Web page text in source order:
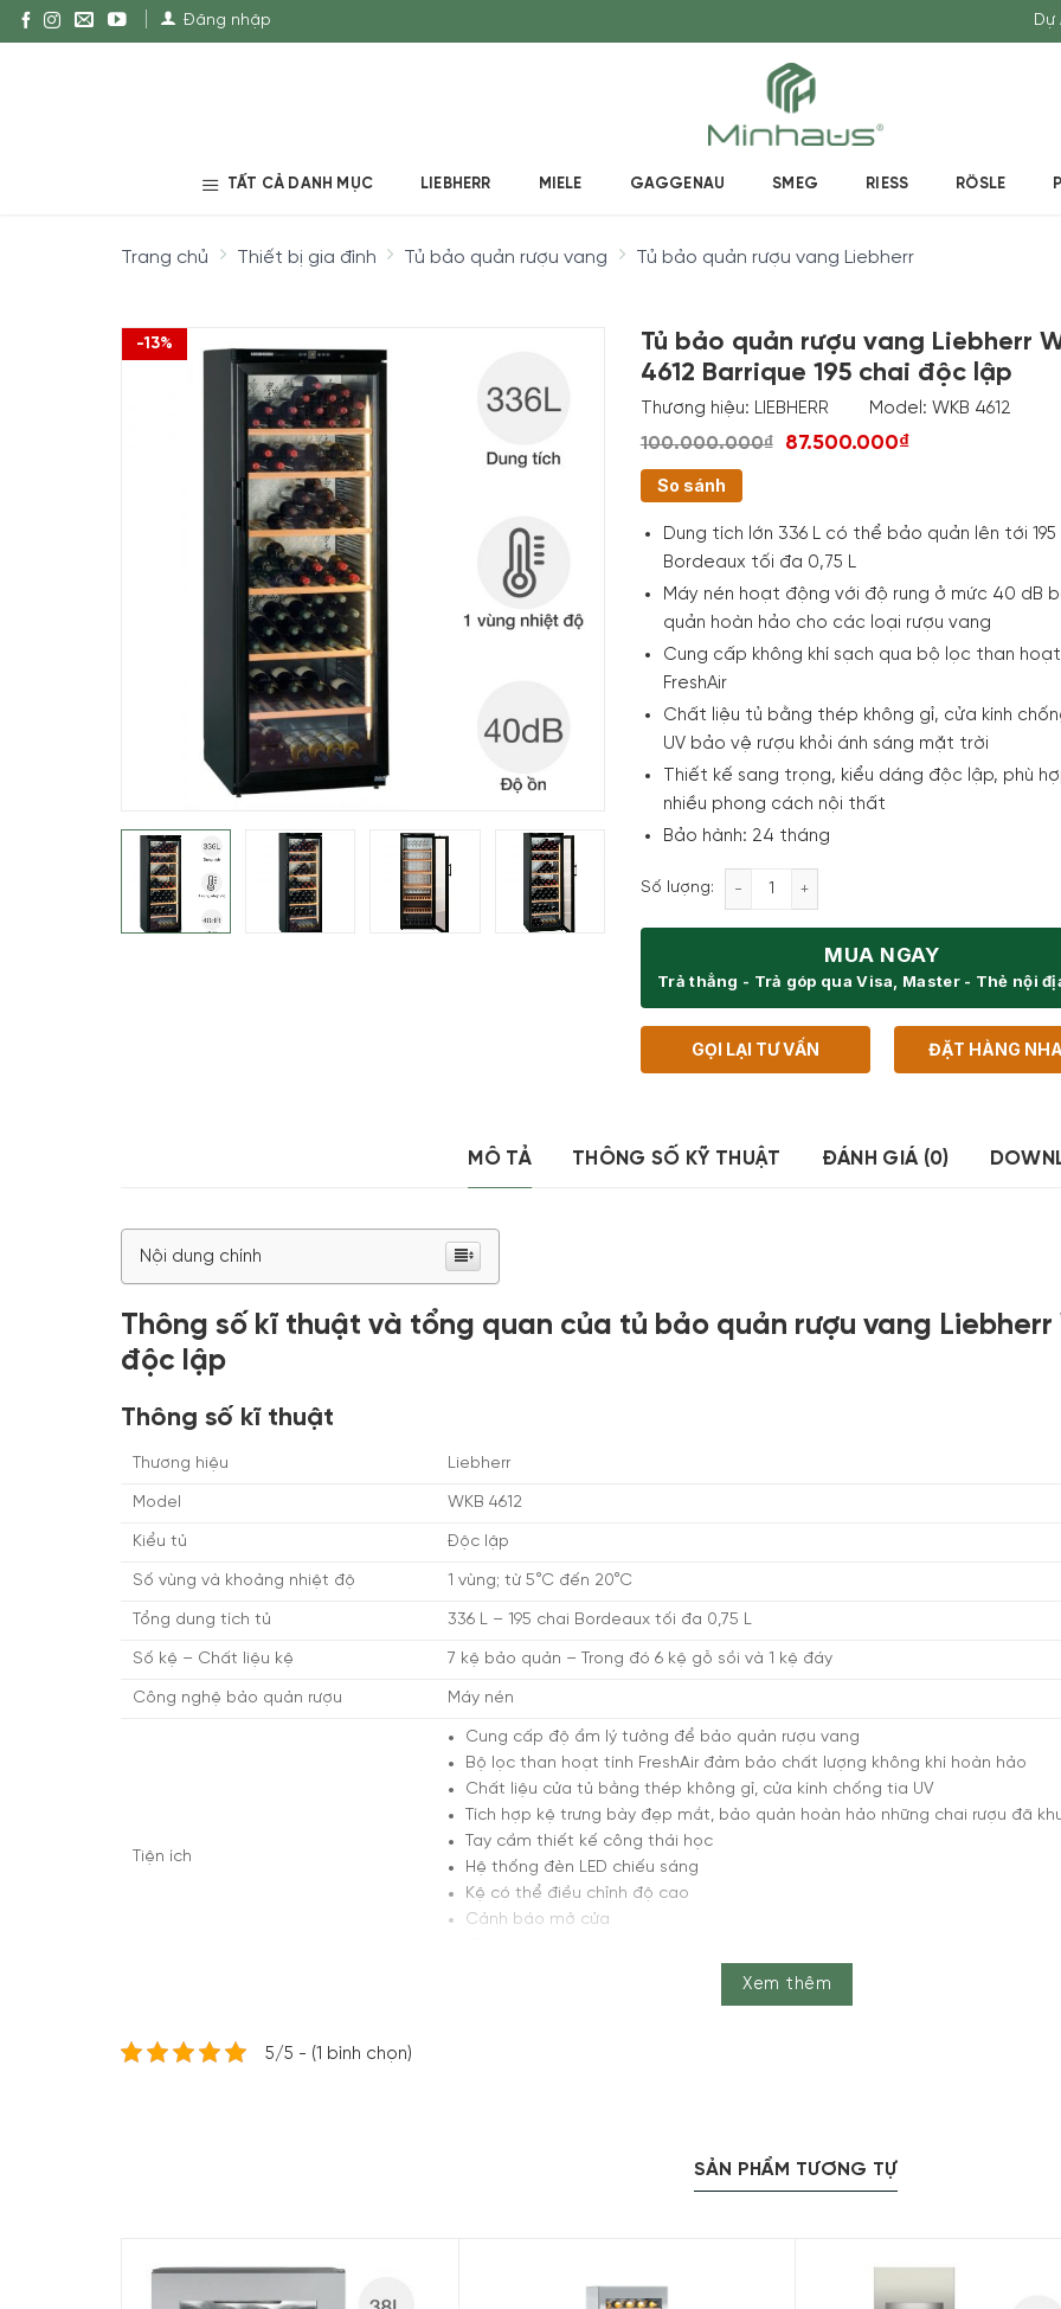
Đăng nhập Dự
TẤT CẢ DANH MỤC LIEBHERR MIELE GAGGENAU SMEG RIESS RÖSLE
Trang chủ Thiết bị gia đình Tủ bảo quản rượu vang Tủ bảo quản rượu vang Liebherr
-13%
Tủ bảo quản rượu vang Liebherr
4612 Barrique 195 chai độc lập
Thương hiệu: LIEBHERR Model: WKB 4612
100.000.000₫ 87.500.000₫
So sánh
Dung tích lớn 336 L có thể bảo quản lên tới 195
Bordeaux tối đa 0,75 L
Máy nén hoạt động với độ rung ở mức 40 dB
quản hoàn hảo cho các loại rượu vang
Cung cấp không khí sạch qua bộ lọc than
FreshAir
Chất liệu tủ bằng thép không gỉ, cửa kính
UV bảo vệ rượu khỏi ánh sáng mặt trời
Thiết kế sang trọng, kiểu dáng độc lập, phù
nhiều phong cách nội thất
Bảo hành: 24 tháng
Số lượng: Tủ bảo quản rượu vang Liebherr WKB
MUA NGAY
Trả thẳng - Trả góp qua Visa, Master - Thẻ nội
GỌI LẠI TƯ VẤN ĐẶT HÀNG
MÔ TẢ THÔNG SỐ KỸ THUẬT ĐÁNH GIÁ (0)
Nội dung chính
Thông số kĩ thuật và tổng quan của tủ bảo quản rượu vang Liebherr
độc lập
Thông số kĩ thuật
Thương hiệu Liebherr
Model WKB 4612
Kiểu tủ Độc lập
Số vùng và khoảng nhiệt độ 1 vùng; từ 5°C đến 20°C
Tổng dung tích tủ 336 L – 195 chai Bordeaux tối đa 0,75 L
Số kệ – Chất liệu kệ 7 kệ bảo quản – Trong đó 6 kệ gỗ sồi và 1 kệ đáy
Công nghệ bảo quản rượu Máy nén
Tiện ích
Cung cấp độ ẩm lý tưởng để bảo quản rượu vang
Bộ lọc than hoạt tính FreshAir đảm bảo chất lượng không khí hoàn hảo
Chất liệu cửa tủ bằng thép không gỉ, cửa kính chống tia UV
Tích hợp kệ trưng bày đẹp mắt, bảo quản hoàn hảo những chai rượu đã
Tay cầm thiết kế công thái học
Hệ thống đèn LED chiếu sáng
Kệ có thể điều chỉnh độ cao
Cảnh báo mở cửa
Xem thêm
5/5 - (1 bình chọn)
SẢN PHẨM TƯƠNG TỰ